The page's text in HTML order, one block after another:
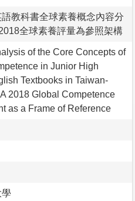
教科書全球素養概念內容分
全球素養評量為參照架構
of the Core Concepts of
in Junior High
Textbooks in Taiwan-
2018 Global Competence
as a Frame of Reference